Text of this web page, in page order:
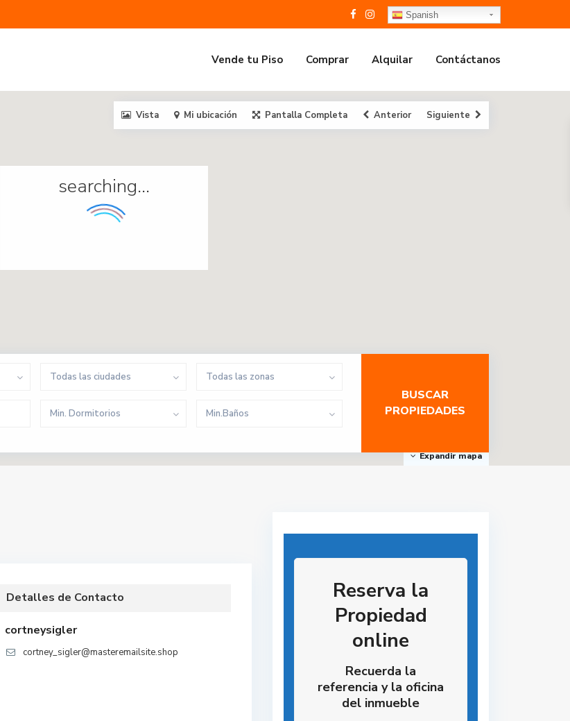
Spanish
Vende tu Piso Comprar Alquilar Contáctanos
searching...
Expandir mapa
Vista Mi ubicación Pantalla Completa Anterior Siguiente
Todas las ciudades Todas las zonas
Min. Dormitorios
Min.Baños
Detalles de Contacto
cortneysigler
cortney_sigler@masteremailsite.shop
Reserva la
Propiedad
online
Recuerda la
referencia y la oficina
del inmueble